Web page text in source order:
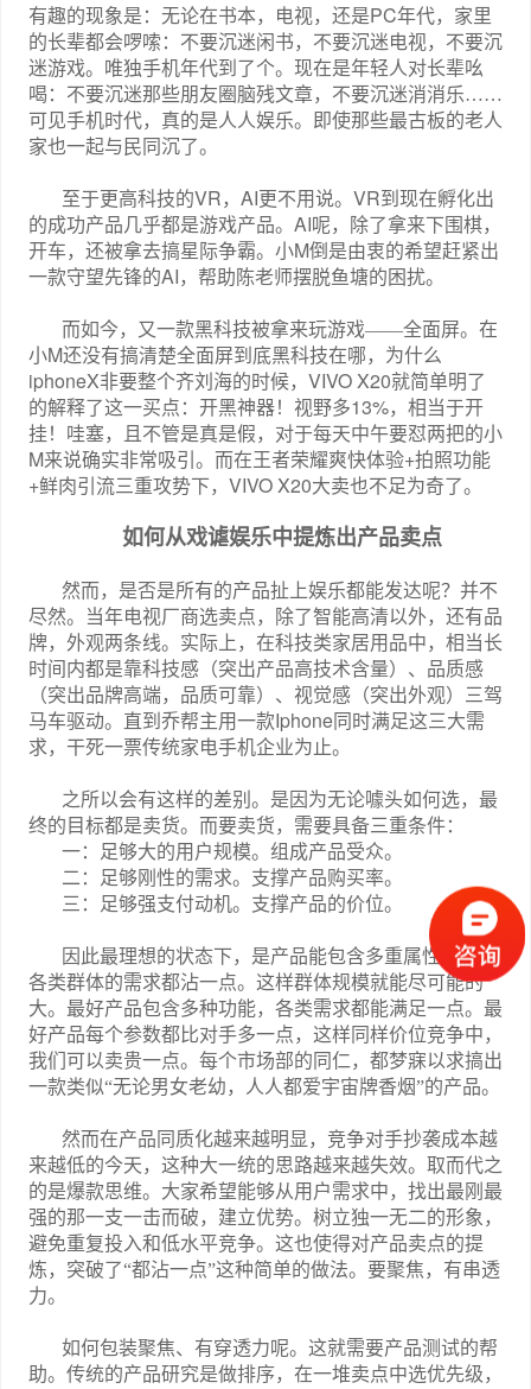
有趣的现象是：无论在书本，电视，还是PC年代，家里
的长辈都会啰嗦：不要沉迷闲书，不要沉迷电视，不要沉
迷游戏。唯独手机年代到了个。现在是年轻人对长辈吆
喝：不要沉迷那些朋友圈脑残文章，不要沉迷消消乐……
可见手机时代，真的是人人娱乐。即使那些最古板的老人
家也一起与民同沉了。
至于更高科技的VR ，AI更不用说。VR到现在孵化出
的成功产品几乎都是游戏产品。 AI呢，除了拿来下围棋，
开车，还被拿去搞星际争霸。小M倒是由衷的希望赶紧出
一款守望先锋的AI ，帮助陈老师摆脱鱼塘的困扰。
而如今，又一款黑科技被拿来玩游戏——全面屏。在
小M还没有搞清楚全面屏到底黑科技在哪，为什么
iphoneX非要整个齐刘海的时候， VIVO X20就简单明了
的解释了这一买点：开黑神器！视野多13%，相当于开
挂！哇塞，且不管是真是假，对于每天中午要怼两把的小
M来说确实非常吸引。而在王者荣耀爽快体验+拍照功能
+鲜肉引流三重攻势下， VIVO X20大卖也不足为奇了。
如何从戏谑娱乐中提炼出产品卖点
然而，是否是所有的产品扯上娱乐都能发达呢？并不
尽然。当年电视厂商选卖点，除了智能高清以外，还有品
牌，外观两条线。实际上，在科技类家居用品中，相当长
时间内都是靠科技感（突出产品高技术含量）、品质感
（突出品牌高端，品质可靠）、视觉感（突出外观）三驾
马车驱动。直到乔帮主用一款Iphone同时满足这三大需
求，干死一票传统家电手机企业为止。
之所以会有这样的差别。是因为无论噱头如何选，最
终的目标都是卖货。而要卖货，需要具备三重条件：
一：足够大的用户规模。组成产品受众。
二：足够刚性的需求。支撑产品购买率。
三：足够强支付动机。支撑产品的价位。
因此最理想的状态下，是产品能包含多重属性，最好
各类群体的需求都沾一点。这样群体规模就能尽可能的
大。最好产品包含多种功能，各类需求都能满足一点。最
好产品每个参数都比对手多一点，这样同样价位竞争中，
我们可以卖贵一点。每个市场部的同仁，都梦寐以求搞出
一款类似“无论男女老幼，人人都爱宇宙牌香烟”的产品。
然而在产品同质化越来越明显，竞争对手抄袭成本越
来越低的今天，这种大一统的思路越来越失效。取而代之
的是爆款思维。大家希望能够从用户需求中，找出最刚最
强的那一支一击而破，建立优势。树立独一无二的形象，
避免重复投入和低水平竞争。这也使得对产品卖点的提
炼，突破了“都沾一点”这种简单的做法。要聚焦，有串透
力。
如何包装聚焦、有穿透力呢。这就需要产品测试的帮
助。传统的产品研究是做排序，在一堆卖点中选优先级，